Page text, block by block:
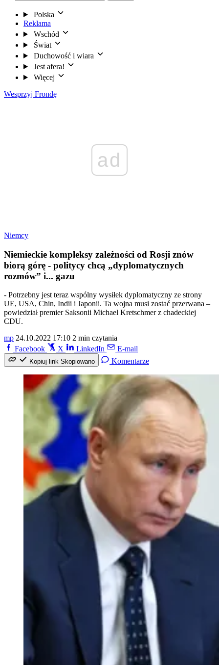
Polska
Reklama
Wschód
Świat
Duchowość i wiara
Jest afera!
Więcej
Wesprzyj Frondę
ad
Niemcy
Niemieckie kompleksy zależności od Rosji znów
biorą górę - politycy chcą „dyplomatycznych
rozmów” i... gazu
- Potrzebny jest teraz wspólny wysiłek dyplomatyczny ze strony
UE, USA, Chin, Indii i Japonii. Ta wojna musi zostać przerwana –
powiedział premier Saksonii Michael Kretschmer z chadeckiej
CDU.
mp 24.10.2022 17:10 2 min czytania
Facebook
X LinkedIn E-mail
Kopiuj link Skopiowano Komentarze